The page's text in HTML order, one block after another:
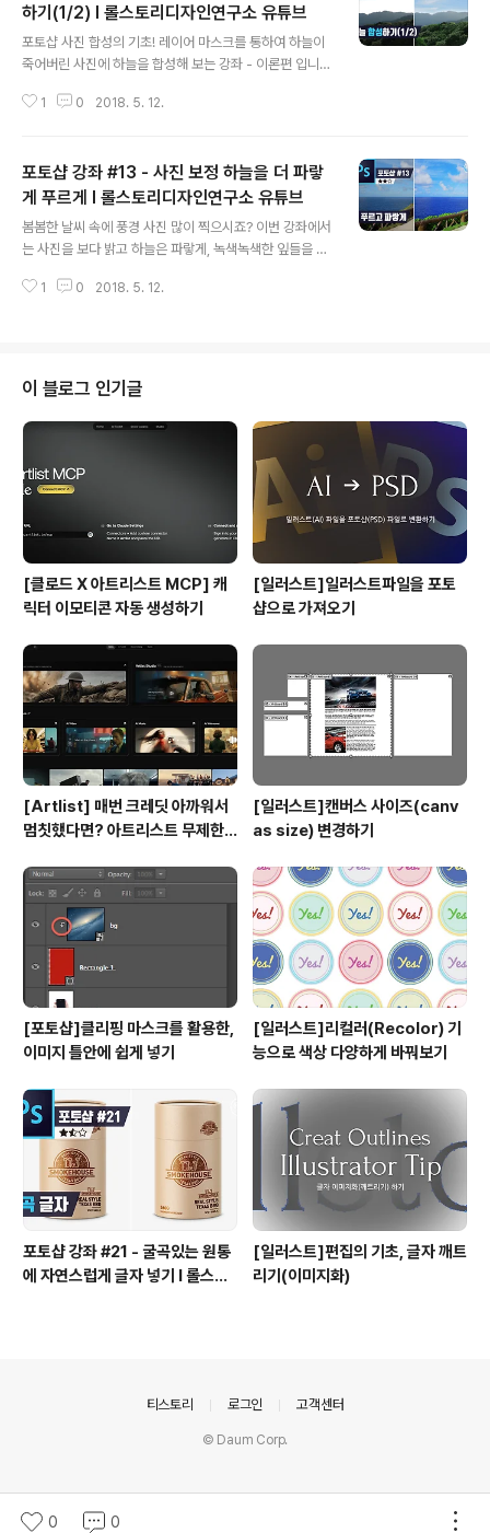
하기(1/2) I 롤스토리디자인연구소 유튜브
포토샵 사진 합성의 기초! 레이어 마스크를 통하여 하늘이
죽어버린 사진에 하늘을 합성해 보는 강좌 - 이론편 입니다
번 강좌에서 확실하게 개념을 이해하세요! ■ 롤스토리디
1 0 2018. 5. 12.
포토샵 강좌 #13 - 사진 보정 하늘을 더 파랗
게 푸르게 I 롤스토리디자인연구소 유튜브
봄봄한 날씨 속에 풍경 사진 많이 찍으시죠? 이번 강좌에서
는 사진을 보다 밝고 하늘은 파랗게, 녹색녹색한 잎들을 더
활용한 꿀정보들이 가득하니 꼭 확인하시고 여러분들도 봄
1 0 2018. 5. 12.
이 블로그 인기글
[클로드 X 아트리스트 MCP] 캐
릭터 이모티콘 자동 생성하기
[일러스트]일러스트파일을 포토
샵으로 가져오기
[Artlist] 매번 크레딧 아까워서
멈칫했다면? 아트리스트 무제한
[일러스트]캔버스 사이즈(canv
as size) 변경하기
[포토샵]클리핑 마스크를 활용한,
이미지 틀안에 쉽게 넣기
[일러스트]리컬러(Recolor) 기
능으로 색상 다양하게 바꿔보기
포토샵 강좌 #21 - 굴곡있는 원통
에 자연스럽게 글자 넣기 I 롤스토
[일러스트]편집의 기초, 글자 깨트
리기(이미지화)
0 0
티스토리 로그인 고객센터
© Daum Corp.